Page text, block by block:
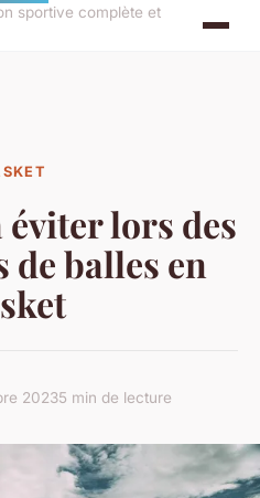
sportive complète et
lors des
de balles en
20235 min de lecture